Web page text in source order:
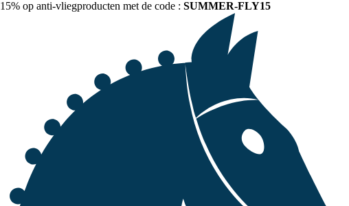
15% op anti-vliegproducten met de code : SUMMER-FLY15